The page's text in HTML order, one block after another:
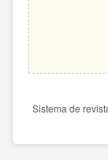
Sistema de